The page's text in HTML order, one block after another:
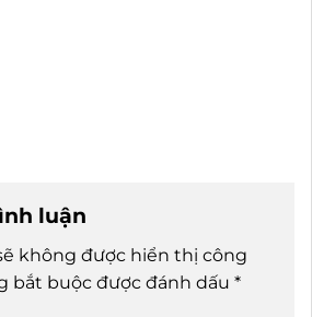
luận
không được hiển thị công
bắt buộc được đánh dấu *